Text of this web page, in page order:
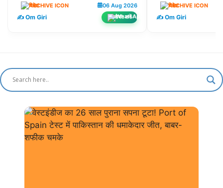
विदेश 06 Aug 2026
✍️ Om Giri शेयर करें
विदेश
✍️ Om Giri